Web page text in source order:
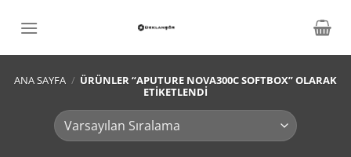
ANA SAYFA / ÜRÜNLER “APUTURE NOVA300C SOFTBOX” OLARAK
ETIKETLENDI